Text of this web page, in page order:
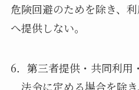
危険回避のためを除き、
へ提供しない。
6．第三者提供・共同利用
法令に定める場合を除